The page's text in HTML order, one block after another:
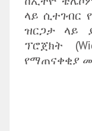
ላይ ሲተገብር
ዝርጋታ ላይ
ፕሮጀክት
የማጠናቀቂያ